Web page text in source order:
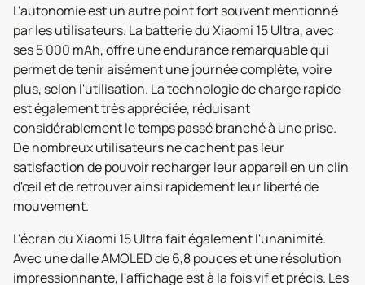
L'autonomie est un autre point fort souvent mentionné
par les utilisateurs. La batterie du Xiaomi 15 Ultra, avec
ses 5 000 mAh, offre une endurance remarquable qui
permet de tenir aisément une journée complète, voire
plus, selon l'utilisation. La technologie de charge rapide
est également très appréciée, réduisant
considérablement le temps passé branché à une prise.
De nombreux utilisateurs ne cachent pas leur
satisfaction de pouvoir recharger leur appareil en un clin
d'œil et de retrouver ainsi rapidement leur liberté de
mouvement.
L'écran du Xiaomi 15 Ultra fait également l'unanimité.
Avec une dalle AMOLED de 6,8 pouces et une résolution
impressionnante, l'affichage est à la fois vif et précis. Les